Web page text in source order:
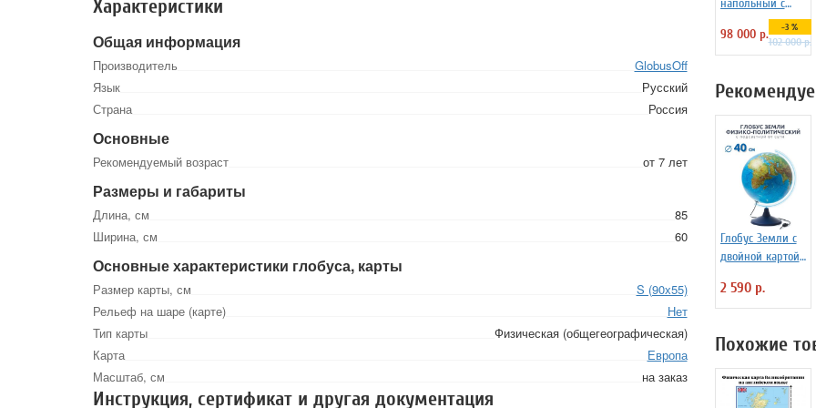
Характеристики
Общая информация
Производитель
GlobusOff
Язык
Русский
Страна
Россия
Основные
Рекомендуемый возраст от 7 лет
Размеры и габариты
Длина, см
85
Ширина, см
60
Основные характеристики глобуса, карты
Размер карты, см
S (90х55)
Рельеф на шаре (карте)
Нет
Тип карты
Физическая (общегеографическая)
Карта
Европа
Масштаб, см
на заказ
Инструкция, сертификат и другая документация
напольный с
тектонической
картой D=95 см
на пластиковой
98 000 р. -3 %
102 000 р.
Глобус Земли с
двойной картой
d=40 см
2 590 р.
Похожие